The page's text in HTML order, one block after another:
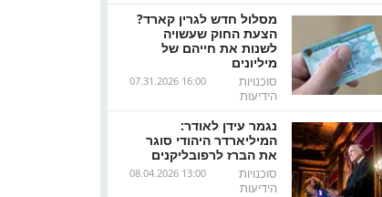
מסלול חדש לגרין קארד?
הצעת החוק שעשויה
לשנות את חייהם של
מיליונים
07.31.2026 16:00
סוכנויות
הידיעות
נגמר עידן לאודר:
המיליארדר היהודי סוגר
את הברז לרפובליקנים
08.04.2026 13:00
סוכנויות
הידיעות